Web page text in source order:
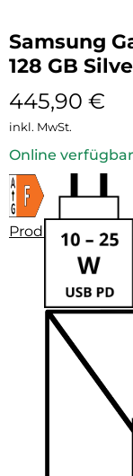
Samsung
128 GB
445,90 €
inkl. MwSt.
Online verfügbar